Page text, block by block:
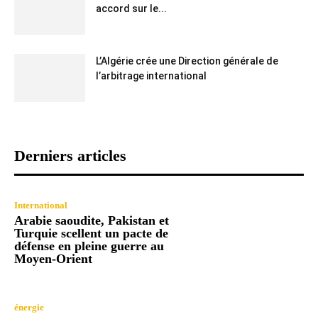
accord sur le...
L’Algérie crée une Direction générale de
l’arbitrage international
Derniers articles
International
Arabie saoudite, Pakistan et
Turquie scellent un pacte de
défense en pleine guerre au
Moyen-Orient
énergie